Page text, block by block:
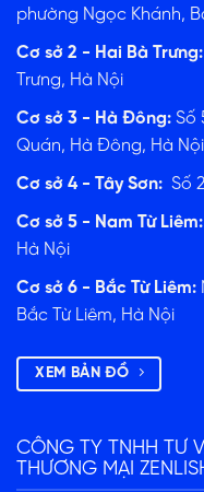
phường Ngọc Khánh,
Cơ sở 2 - Hai Bà Trưng:
Trưng, Hà Nội
Cơ sở 3 - Hà Đông: Số
Quán, Hà Đông, Hà Nội
Cơ sở 4 - Tây Sơn: Số
Cơ sở 5 - Nam Từ Liêm:
Hà Nội
Cơ sở 6 - Bắc Từ Liêm:
Bắc Từ Liêm, Hà Nội
XEM BẢN ĐỒ
CÔNG TY TNHH TƯ
THƯƠNG MẠI